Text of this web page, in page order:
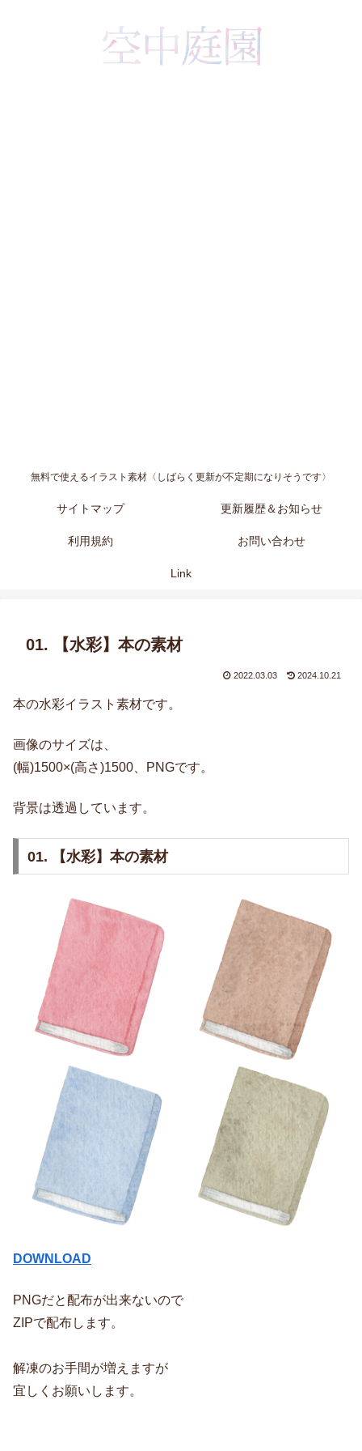
無料で使えるイラスト素材〈しばらく更新が不定期になりそうです〉
サイトマップ 更新履歴＆お知らせ
利用規約 お問い合わせ
Link
01. 【水彩】本の素材
2022.03.03 2024.10.21
本の水彩イラスト素材です。
画像のサイズは、
(幅)1500×(高さ)1500、PNGです。
背景は透過しています。
01. 【水彩】本の素材
DOWNLOAD
PNGだと配布が出来ないので
ZIPで配布します。
解凍のお手間が増えますが
宜しくお願いします。